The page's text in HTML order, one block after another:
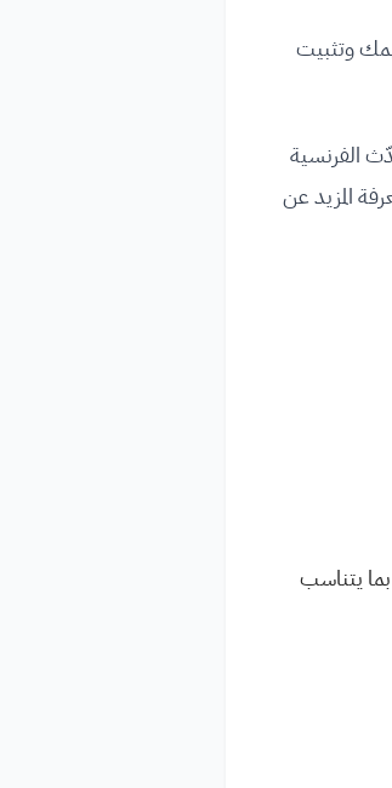
وتثبيت
الفرنسية
المزيد عن
يتناسب